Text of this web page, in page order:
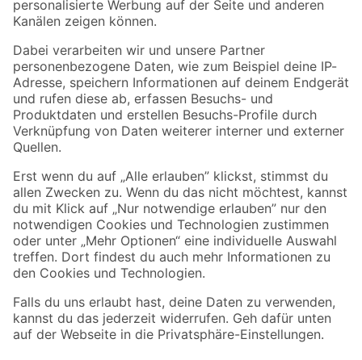
Folge uns
Zahlungsarten Versandarten
Sicher einkaufen
Jetzt die toom-App herunterladen
Alle Preisangaben in EUR inkl. gesetzl. MwSt.. Die dargestellten Angebote sind unter
Umständen nicht in allen Märkten verfügbar. Die angegebenen Verfügbarkeiten beziehen